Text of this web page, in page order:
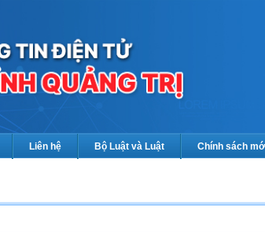
Liên hệ Bộ Luật và Luật Chính sách